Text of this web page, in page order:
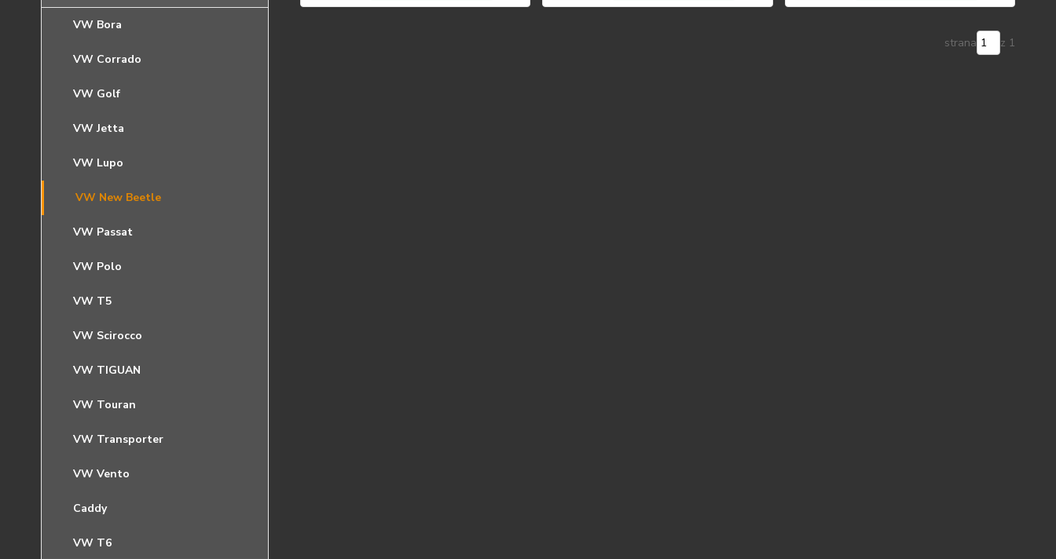
VW Bora
VW Corrado
VW Golf
VW Jetta
VW Lupo
VW New Beetle
VW Passat
VW Polo
VW T5
VW Scirocco
VW TIGUAN
VW Touran
VW Transporter
VW Vento
Caddy
VW T6
strana z 1